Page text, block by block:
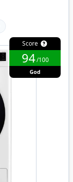
Score
94/100
God